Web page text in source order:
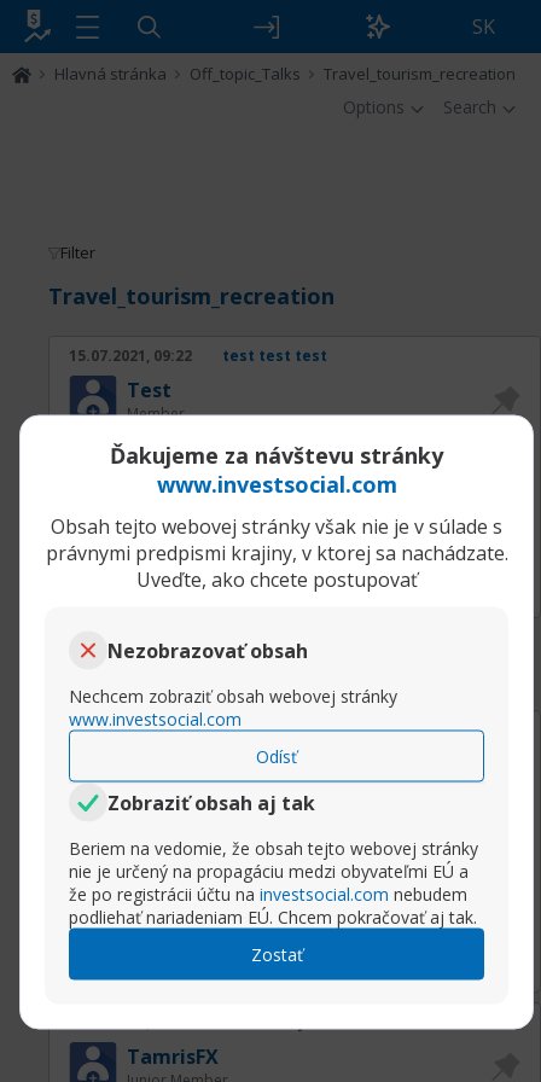
SK
Hlavná stránka Off_topic_Talks Travel_tourism_recreation
Options Search
Ďakujeme za návštevu stránky
www.investsocial.com
Obsah tejto webovej stránky však nie je v súlade s
právnymi predpismi krajiny, v ktorej sa nachádzate.
Uveďte, ako chcete postupovať
Nezobrazovať obsah
Nechcem zobraziť obsah webovej stránky
www.investsocial.com
Odísť
Zobraziť obsah aj tak
Beriem na vedomie, že obsah tejto webovej stránky
nie je určený na propagáciu medzi obyvateľmi EÚ a
že po registrácii účtu na investsocial.com nebudem
podliehať nariadeniam EÚ. Chcem pokračovať aj tak.
Zostať
Filter
Travel_tourism_recreation
15.07.2021, 09:22 test test test
Test
Member
testtesttesttest
Prejsť na príspevok Rozbaliť príspevok
13.10.2020, 09:26 Naše Tatry
Senior člen
Prejsť na príspevok Rozbaliť príspevok
TamrisFX